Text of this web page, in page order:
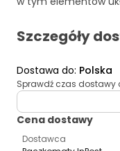
Szczegóły
Dostawa do: Polska
Sprawdź czas dostawy
deliveryCountry
Cena dostawy
Dostawca